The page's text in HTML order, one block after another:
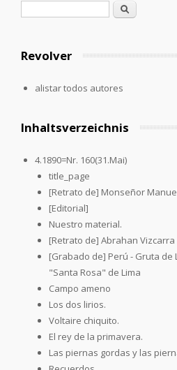
Formulario de búsqueda
Buscar
Revolver
alistar todos autores
Inhaltsverzeichnis
4.1890=Nr. 160(31.Mai)
title_page
[Retrato de] Monseñor
[Editorial]
Nuestro material.
[Retrato de] Abrahan Vizcarra
[Grabado de] Perú - Gruta de
"Santa Rosa" de Lima
Campo ameno
Los dos lirios.
Voltaire chiquito.
El rey de la primavera.
Las piernas gordas y las